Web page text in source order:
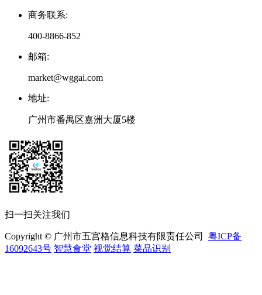
商务联系:
400-8866-852
邮箱:
market@wggai.com
地址:
广州市番禺区嘉洲大厦5楼
扫一扫关注我们
Copyright © 广州市五宫格信息科技有限责任公司 粤ICP备
16092643号 智慧食堂 视觉结算 菜品识别